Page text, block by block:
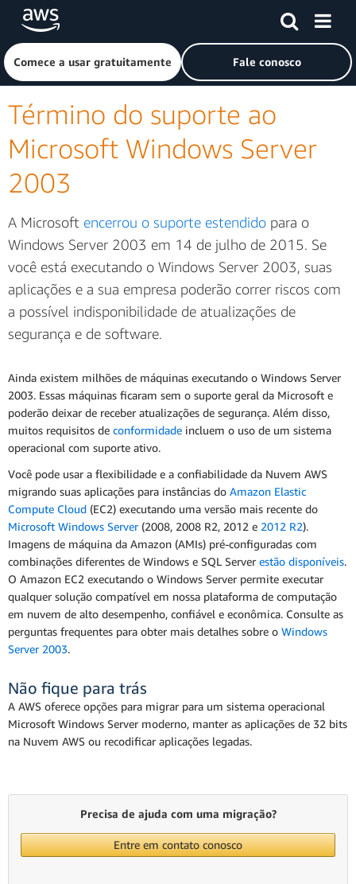
Pular para o conteúdo principal
Clique aqui para voltar à página inicial da Amazon Web
Comece a usar gratuitamente Fale conosco
Término do suporte ao
Microsoft Windows Server
2003
A Microsoft encerrou o suporte estendido para o
Windows Server 2003 em 14 de julho de 2015. Se
você está executando o Windows Server 2003, suas
aplicações e a sua empresa poderão correr riscos com
a possível indisponibilidade de atualizações de
segurança e de software.
Ainda existem milhões de máquinas executando o Windows Server
2003. Essas máquinas ficaram sem o suporte geral da Microsoft e
poderão deixar de receber atualizações de segurança. Além disso,
muitos requisitos de conformidade incluem o uso de um sistema
operacional com suporte ativo.
Você pode usar a flexibilidade e a confiabilidade da Nuvem AWS
migrando suas aplicações para instâncias do Amazon Elastic
Compute Cloud (EC2) executando uma versão mais recente do
Microsoft Windows Server(2008, 2008 R2, 2012 e 2012 R2).
Imagens de máquina da Amazon (AMIs) pré-configuradas com
combinações diferentes de Windows e SQL Server estão disponíveis.
O Amazon EC2 executando o Windows Server permite executar
qualquer solução compatível em nossa plataforma de computação
em nuvem de alto desempenho, confiável e econômica. Consulte as
perguntas frequentes para obter mais detalhes sobre o Windows
Server 2003.
Não fique para trás
A AWS oferece opções para migrar para um sistema operacional
Microsoft Windows Server moderno, manter as aplicações de 32 bits
na Nuvem AWS ou recodificar aplicações legadas.
Precisa de ajuda com uma migração?
Entre em contato conosco